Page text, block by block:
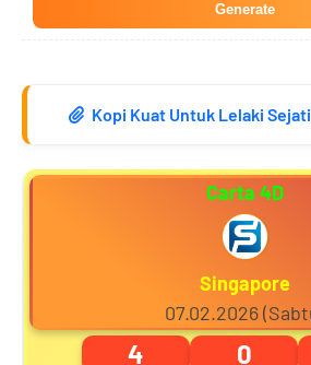
3 9 7
Generate
Kopi Kuat Untuk Lelaki
Carta 4D
Singapore
07.02.2026
4 0